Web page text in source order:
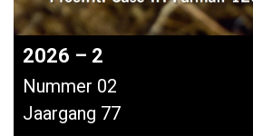
2026 – 2
Nummer 02
Jaargang 77